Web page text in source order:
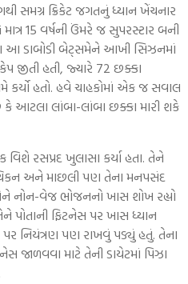
સમગ્ર ક્રિકેટ જગતનું ધ્યાન ખેંચનાર
15 વર્ષની ઉંમરે જ સુપરસ્ટાર બની
આ ડાબોડી બેટ્સમેને આખી સિઝનમાં
જીતી હતી, જ્યારે 72 છક્કા
કર્યો હતો. હવે ચાહકોમાં એક જ સવાલ
લાંબા-લાંબા છક્કા મારી શકે
રસપ્રદ ખુલાસા કર્યા હતા. તેને
અને માછલી પણ તેના મનપસંદ
નોન-વેજ ભોજનનો ખાસ શોખ રહ્યો
પોતાની ફિટનેસ પર ખાસ ધ્યાન
નિયંત્રણ પણ રાખવું પડ્યું હતું. તેના
જાળવવા માટે તેની ડાયેટમાં પિઝા